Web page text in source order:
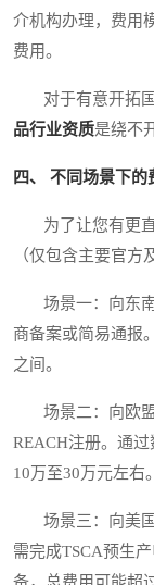
介机构办理，费用
费用。
对于有意开拓国
品行业资质是绕不
四、 不同场景下的
为了让您有更直
（仅包含主要官方
场景一：向东南
商备案或简易通报
之间。
场景二：向欧盟
REACH注册。通
10万至30万元左右。
场景三：向美国
需完成TSCA预生
备，总费用可能超